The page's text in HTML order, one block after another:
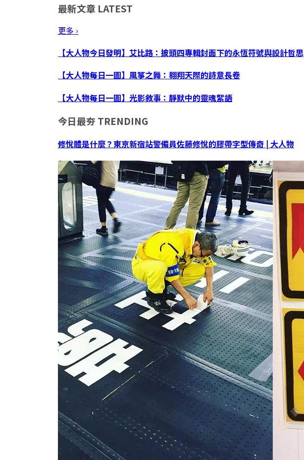
最新文章 LATEST
更多 ›
【大人物今日發明】艾比路：披頭四專輯封面下的永恆符號與設計哲思
【大人物每日一圖】風箏之舞：翱翔天際的詩意長卷
【大人物每日一圖】光影敘事：靜默中的靈魂絮語
今日最夯 TRENDING
修悅體是什麼？東京新宿站警備員佐藤修悅的膠帶字型傳奇 | 大人物